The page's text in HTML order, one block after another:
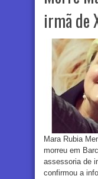
irmã de
Mara Rubia
morreu em
assessoria de
confirmou a